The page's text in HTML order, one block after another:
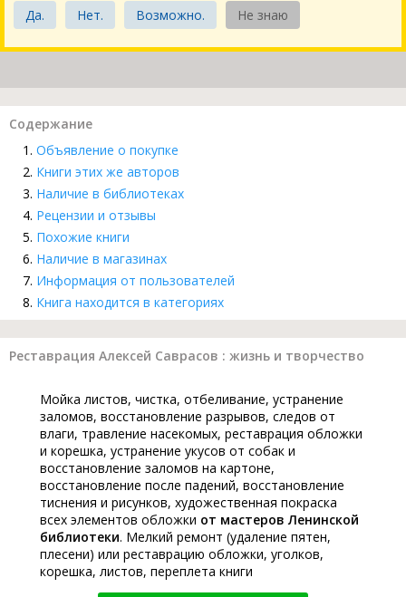
Да. Нет. Возможно. Не знаю
Содержание
Объявление о покупке
Книги этих же авторов
Наличие в библиотеках
Рецензии и отзывы
Похожие книги
Наличие в магазинах
Информация от пользователей
Книга находится в категориях
Реставрация Алексей Саврасов : жизнь и творчество
Мойка листов, чистка, отбеливание, устранение
заломов, восстановление разрывов, следов от
влаги, травление насекомых, реставрация обложки
и корешка, устранение укусов от собак и
восстановление заломов на картоне,
восстановление после падений, восстановление
тиснения и рисунков, художественная покраска
всех элементов обложки от мастеров Ленинской
библиотеки. Мелкий ремонт (удаление пятен,
плесени) или реставрацию обложки, уголков,
корешка, листов, переплета книги